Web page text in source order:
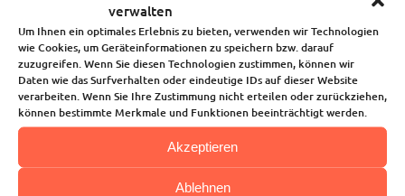
verwalten
Um Ihnen ein optimales Erlebnis zu bieten, verwenden wir Technologien
wie Cookies, um Geräteinformationen zu speichern bzw. darauf
zuzugreifen. Wenn Sie diesen Technologien zustimmen, können wir
Daten wie das Surfverhalten oder eindeutige IDs auf dieser Website
verarbeiten. Wenn Sie Ihre Zustimmung nicht erteilen oder zurückziehen,
können bestimmte Merkmale und Funktionen beeinträchtigt werden.
Akzeptieren
Ablehnen
Kontakt